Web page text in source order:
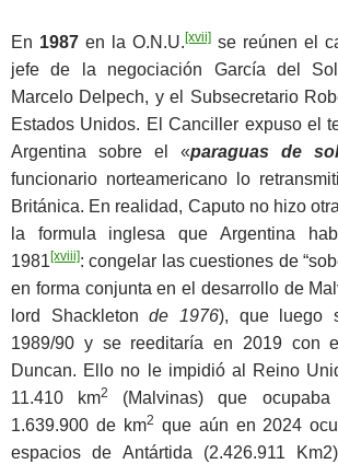
En 1987 en la O.N.U. [xvii] se reúnen el
jefe de la negociación García del
Marcelo Delpech, y el Subsecretario
Estados Unidos. El Canciller expuso el
Argentina sobre el «paraguas de
funcionario norteamericano lo
Británica. En realidad, Caputo no hizo
la formula inglesa que Argentina
1981 [xviii]: congelar las cuestiones de
en forma conjunta en el desarrollo de
lord Shackletonde 1976), que luego
1989/90 y se reeditaría en 2019 con
Duncan. Ello no le impidió al Reino
11.410 km2
(Malvinas) que
1.639.900 de km2 que aún en 2024
espacios de Antártida (2.426.911